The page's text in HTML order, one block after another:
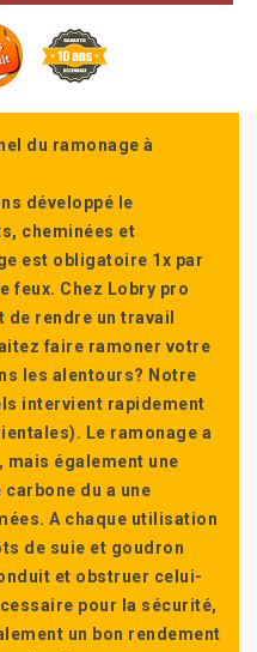
du ramonage à
développé le
cheminées et
est obligatoire 1x par
feux. Chez Lobry pro
rendre un travail
faire ramoner votre
les alentours? Notre
intervient rapidement
Le ramonage a
mais également une
du a une
A chaque utilisation
de suie et goudron
et obstruer celui-
pour la sécurité,
un bon rendement